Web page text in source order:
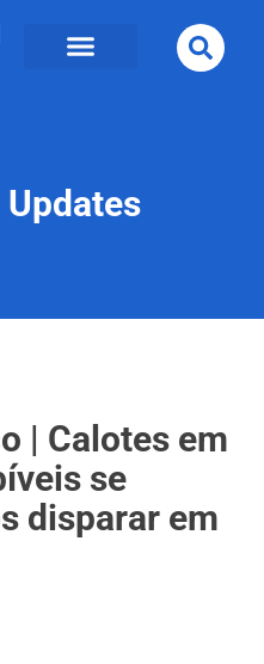
Updates
| Calotes em
se
disparar em